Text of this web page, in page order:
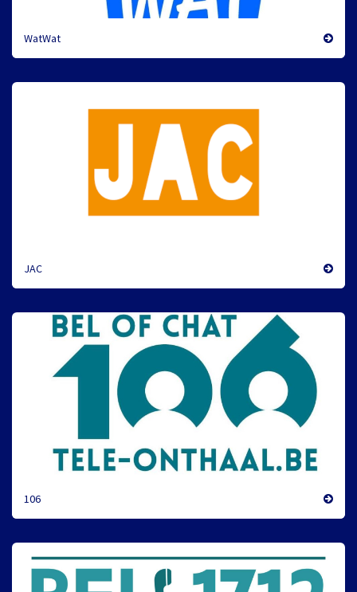
WatWat
JAC
106